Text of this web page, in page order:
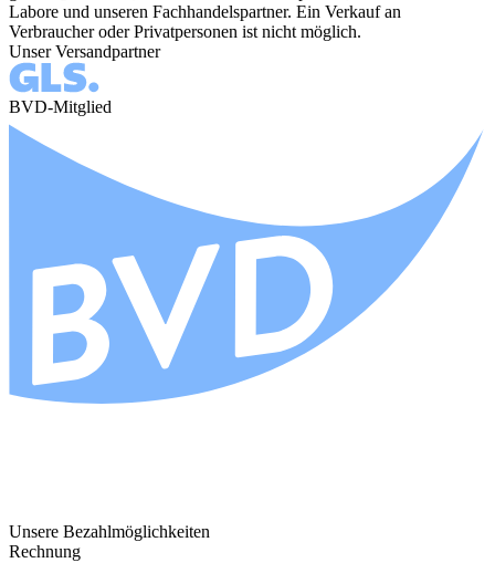
Labore und unseren Fachhandelspartner. Ein Verkauf an
Verbraucher oder Privatpersonen ist nicht möglich.
Unser Versandpartner
BVD-Mitglied
Unsere Bezahlmöglichkeiten
Rechnung